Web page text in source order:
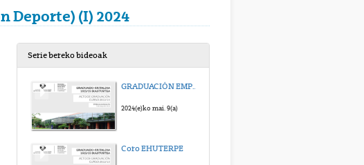
Deporte) (I) 2024
Serie bereko bideoak
GRADUACIÓN EMPRESARIALES 2024
2024(e)ko mai. 9(a)
Coro EHUTERPE